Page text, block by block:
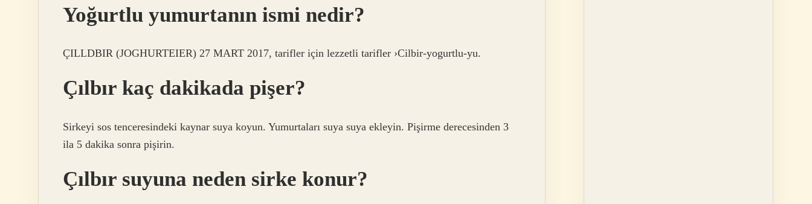
Yoğurtlu yumurtanın ismi nedir?
ÇILLDBIR (JOGHURTEIER) 27 MART 2017, tarifler için lezzetli tarifler ›Cilbir-yogurtlu-yu.
Çılbır kaç dakikada pişer?
Sirkeyi sos tenceresindeki kaynar suya koyun. Yumurtaları suya suya ekleyin. Pişirme derecesinden 3
ila 5 dakika sonra pişirin.
Çılbır suyuna neden sirke konur?